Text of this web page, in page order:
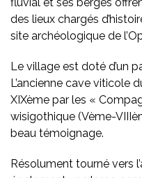
des lieux chargés
site archéologique de
Le village est doté d’un
L’ancienne cave viticole
XIXème par les «
wisigothique (Vème-
beau témoignage.
Résolument tourné vers